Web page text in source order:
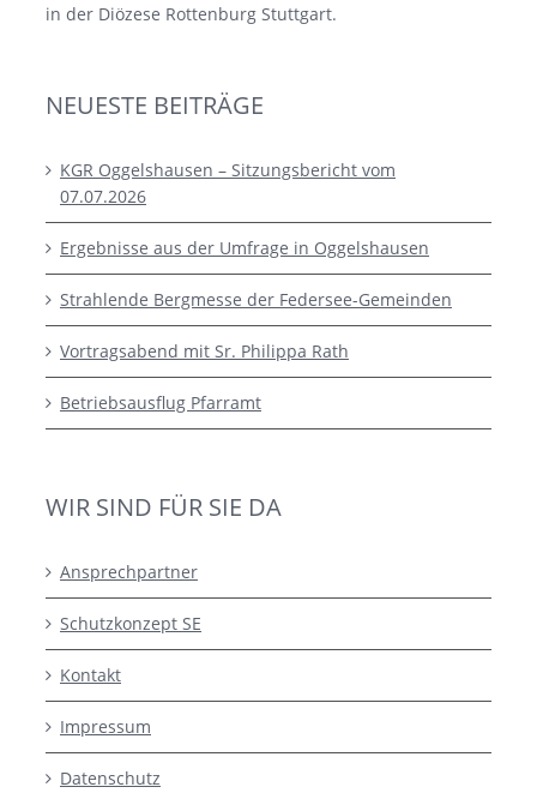
in der Diözese Rottenburg Stuttgart.
NEUESTE BEITRÄGE
KGR Oggelshausen – Sitzungsbericht vom
07.07.2026
Ergebnisse aus der Umfrage in Oggelshausen
Strahlende Bergmesse der Federsee-Gemeinden
Vortragsabend mit Sr. Philippa Rath
Betriebsausflug Pfarramt
WIR SIND FÜR SIE DA
Ansprechpartner
Schutzkonzept SE
Kontakt
Impressum
Datenschutz